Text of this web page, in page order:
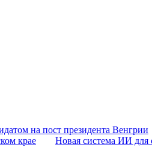
на пост президента Венгрии
крае
Новая система ИИ для